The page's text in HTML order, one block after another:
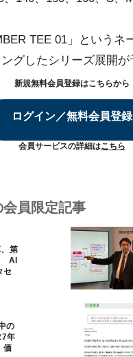
TEE 01」というネ
グしたシリーズ展開が
新規無料会員登録はこちらから
ログイン／無料会員登録
会員サービスの詳細はこちら
員限定記事
AI
セ
年
価